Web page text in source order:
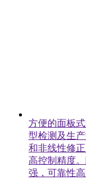
方便的面板
型检测及生
和非线性修
高控制精度
强，可靠性高